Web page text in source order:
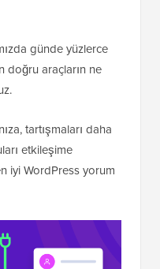
günde yüzlerce
doğru araçların ne
tartışmaları daha
etkileşime
iyi WordPress yorum